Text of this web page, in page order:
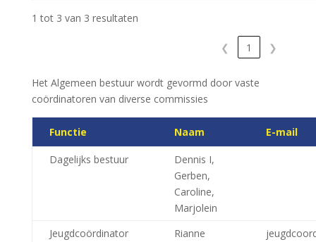
1 tot 3 van 3 resultaten
❮ 1 ❯
Het Algemeen bestuur wordt gevormd door vaste
coördinatoren van diverse commissies
Functie Naam E-mail
Dagelijks bestuur
Dennis I,
Gerben,
Caroline,
Marjolein
Jeugdcoördinator
Rianne